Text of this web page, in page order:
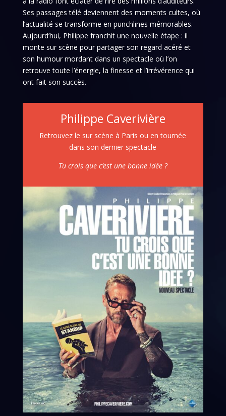
Ses passages télé deviennent des moments cultes, où
l’actualité se transforme en punchlines mémorables.
Aujourd’hui, Philippe franchit une nouvelle étape : il
monte sur scène pour partager son regard acéré et
son humour mordant dans un spectacle où l’on
retrouve toute l’énergie, la finesse et l’irrévérence qui
ont fait son succès.
Philippe Caverivière
Retrouvez le sur scène à Paris ou en tournée
dans son dernier spectacle
Tu crois que c’est une bonne idée ?